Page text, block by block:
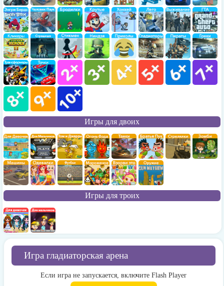
Игры для двоих
Игры для троих
Игра гладиаторская арена
Если игра не запускается, включите Flash Player